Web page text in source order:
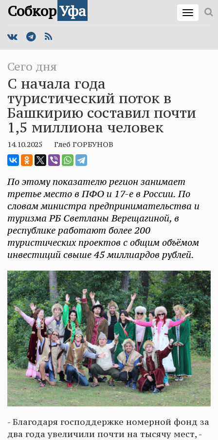
СобкорУфа
Сего дня
С начала года
туристический поток в
Башкирию составил почти
1,5 миллиона человек
14.10.2025 Глеб ГОРБУНОВ
По этому показателю регион занимает
третье место в ПФО и 17-е в России. По
словам министра предпринимательства и
туризма РБ Светланы Верещагиной, в
республике работают более 200
туристических проектов с общим объёмом
инвестиций свыше 45 миллиардов рублей.
- Благодаря господдержке номерной фонд за
два года увеличили почти на тысячу мест, -